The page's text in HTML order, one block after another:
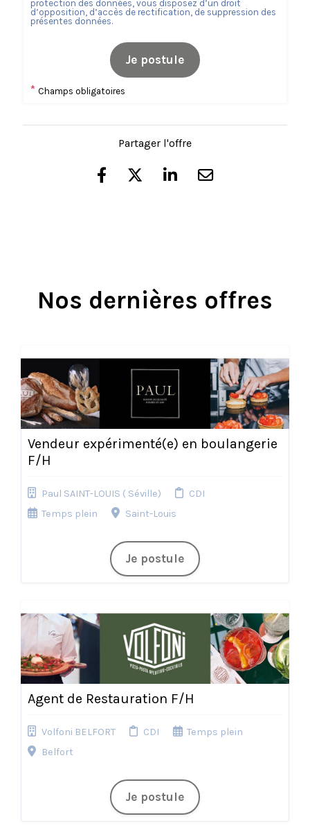
protection des données, vous disposez d’un droit
d’opposition, d’accès de rectification, de suppression des
présentes données.
Je postule
* Champs obligatoires
Partager l'offre
Nos dernières offres
Vendeur expérimenté(e) en boulangerie
F/H
Paul SAINT-LOUIS ( Séville)
CDI
Temps plein
Saint-Louis
Je postule
Agent de Restauration F/H
Volfoni BELFORT CDI
Temps plein
Belfort
Je postule